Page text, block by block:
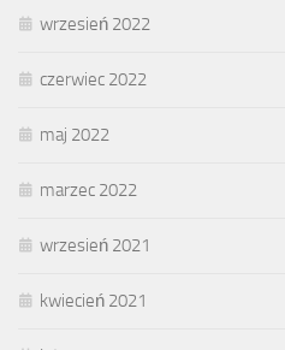
wrzesień 2022
czerwiec 2022
maj 2022
marzec 2022
wrzesień 2021
kwiecień 2021